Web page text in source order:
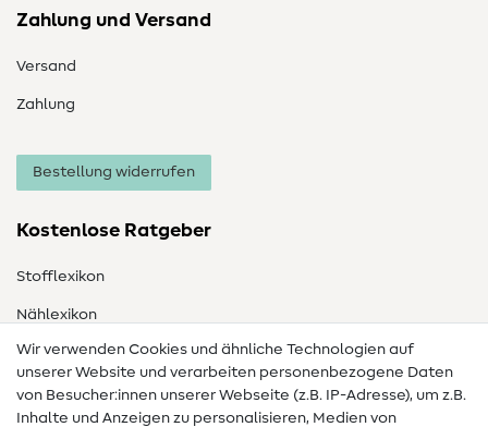
Zahlung und Versand
Versand
Zahlung
Bestellung widerrufen
Kostenlose Ratgeber
Stofflexikon
Nählexikon
Nähanleitungen
Hilfe & Kontakt
Wir verwenden Cookies und ähnliche Technologien auf
unserer Website und verarbeiten personenbezogene Daten
von Besucher:innen unserer Webseite (z.B. IP-Adresse), um z.B.
Inhalte und Anzeigen zu personalisieren, Medien von